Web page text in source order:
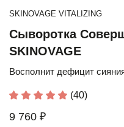
SKINOVAGE VITALIZING
Сыворотка
SKINOVAGE
Восполнит дефицит
(40)
9 760 ₽